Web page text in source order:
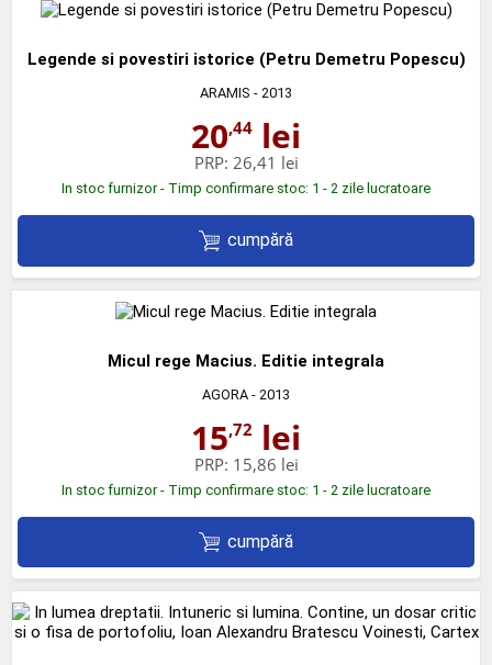
Legende si povestiri istorice (Petru Demetru Popescu)
ARAMIS - 2013
20,44 lei
PRP: 26,41 lei
In stoc furnizor - Timp confirmare stoc: 1 - 2 zile lucratoare
cumpără
Micul rege Macius. Editie integrala
AGORA - 2013
15,72 lei
PRP: 15,86 lei
In stoc furnizor - Timp confirmare stoc: 1 - 2 zile lucratoare
cumpără